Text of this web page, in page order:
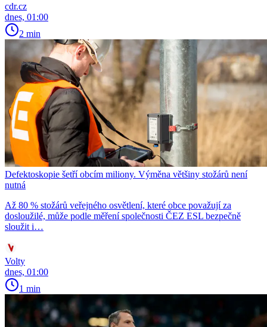
cdr.cz
dnes, 01:00
2 min
Defektoskopie šetří obcím miliony. Výměna většiny stožárů není
nutná
Až 80 % stožárů veřejného osvětlení, které obce považují za
dosloužilé, může podle měření společnosti ČEZ ESL bezpečně
sloužit i…
Volty
dnes, 01:00
1 min